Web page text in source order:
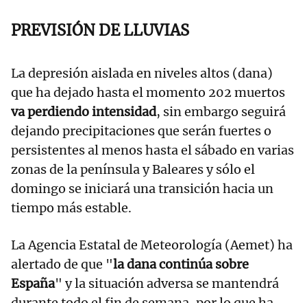
PREVISIÓN DE LLUVIAS
La depresión aislada en niveles altos (dana)
que ha dejado hasta el momento 202 muertos
va perdiendo intensidad, sin embargo seguirá
dejando precipitaciones que serán fuertes o
persistentes al menos hasta el sábado en varias
zonas de la península y Baleares y sólo el
domingo se iniciará una transición hacia un
tiempo más estable.
La Agencia Estatal de Meteorología (Aemet) ha
alertado de que "la dana continúa sobre
España" y la situación adversa se mantendrá